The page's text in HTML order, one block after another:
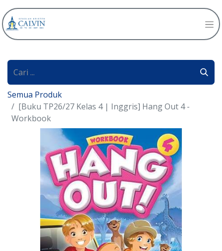
Semua Produk
[Buku TP26/27 Kelas 4 | Inggris] Hang Out 4 -
Workbook